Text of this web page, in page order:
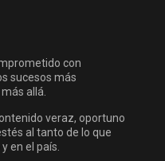
con
sucesos más
allá.
veraz, oportuno
al tanto de lo que
y en el país.